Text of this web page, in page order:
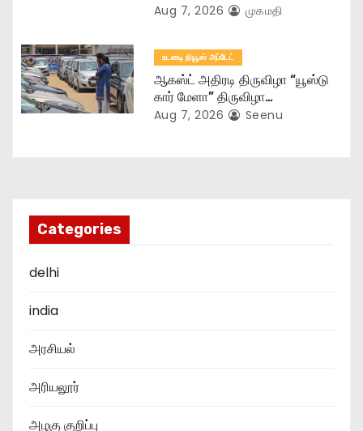
Aug 7, 2026 முகமதி
உடனடி நியூஸ் அப்டேட்
ஆகஸ்ட் அதிரடி திருவிழா “யூஸ்டு
கார் மேளா” திருவிழா…
Aug 7, 2026 Seenu
Categories
delhi
india
அரசியல்
அரியலூர்
அழகு குறிப்பு